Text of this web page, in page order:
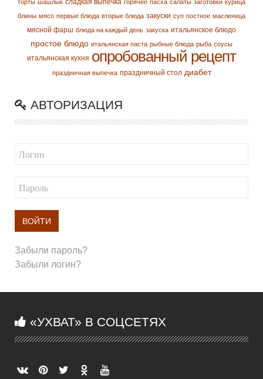
торты шашлык сладкая выпечка горячее пасха салаты заготовки курица
блины мясо первые блюда вторые блюда закуски суп постное масленица
мясной фарш блюда на каждый день закуска итальянское блюдо
простое блюдо итальянская паста рыбные блюда рыба соусы
итальянская кухня опробованный рецепт
праздничная выпечка праздничный стол диабет
АВТОРИЗАЦИЯ
ВОЙТИ
Забыли пароль?
Забыли логин?
«УХВАТ» В СОЦСЕТЯХ